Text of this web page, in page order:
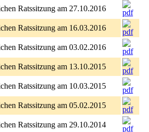
Ratssitzung am 27.10.2016
Ratssitzung am 16.03.2016
Ratssitzung am 03.02.2016
Ratssitzung am 13.10.2015
Ratssitzung am 10.03.2015
Ratssitzung am 05.02.2015
Ratssitzung am 29.10.2014